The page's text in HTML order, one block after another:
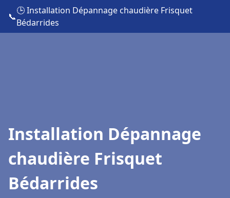
📞
🕒 Installation Dépannage chaudière Frisquet
Bédarrides
Installation Dépannage
chaudière Frisquet
Bédarrides